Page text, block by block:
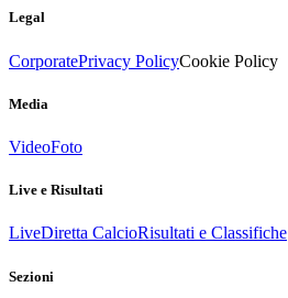
Legal
CorporatePrivacy PolicyCookie Policy
Media
VideoFoto
Live e Risultati
LiveDiretta CalcioRisultati e Classifiche
Sezioni